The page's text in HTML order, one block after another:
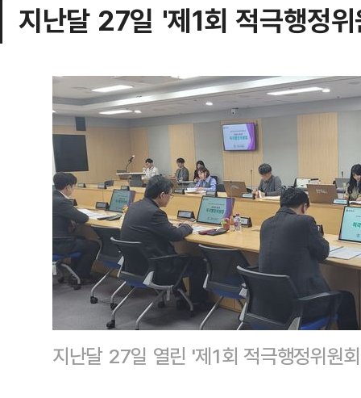
지난달 27일 '제1회 적극행정
지난달 27일 열린 '제1회 적극행정위원